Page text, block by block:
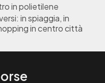
in polietilene
in spiaggia, in
in centro città